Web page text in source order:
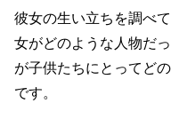
彼女の生い立ちを調べ
女がどのような人物だ
が子供たちにとってど
です。